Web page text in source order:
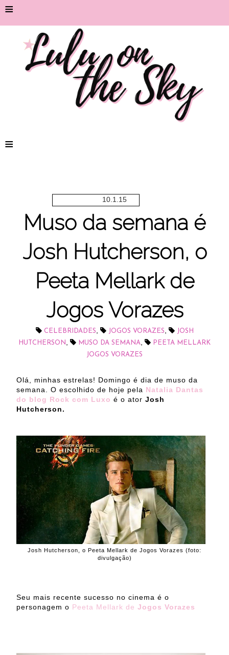
≡
≡
10.1.15
Muso da semana é
Josh Hutcherson, o
Peeta Mellark de
Jogos Vorazes
CELEBRIDADES, JOGOS VORAZES,
JOSH
HUTCHERSON, MUSO DA SEMANA,
PEETA MELLARK
JOGOS VORAZES
Olá, minhas estrelas! Domingo é dia de muso da
semana. O escolhido de hoje pela Natalia Dantas
do blog Rock com Luxo é o ator Josh
Hutcherson.
Josh Hutcherson, o Peeta Mellark de Jogos Vorazes (foto:
divulgação)
Seu mais recente sucesso no cinema é o
personagem o Peeta Mellark de Jogos Vorazes